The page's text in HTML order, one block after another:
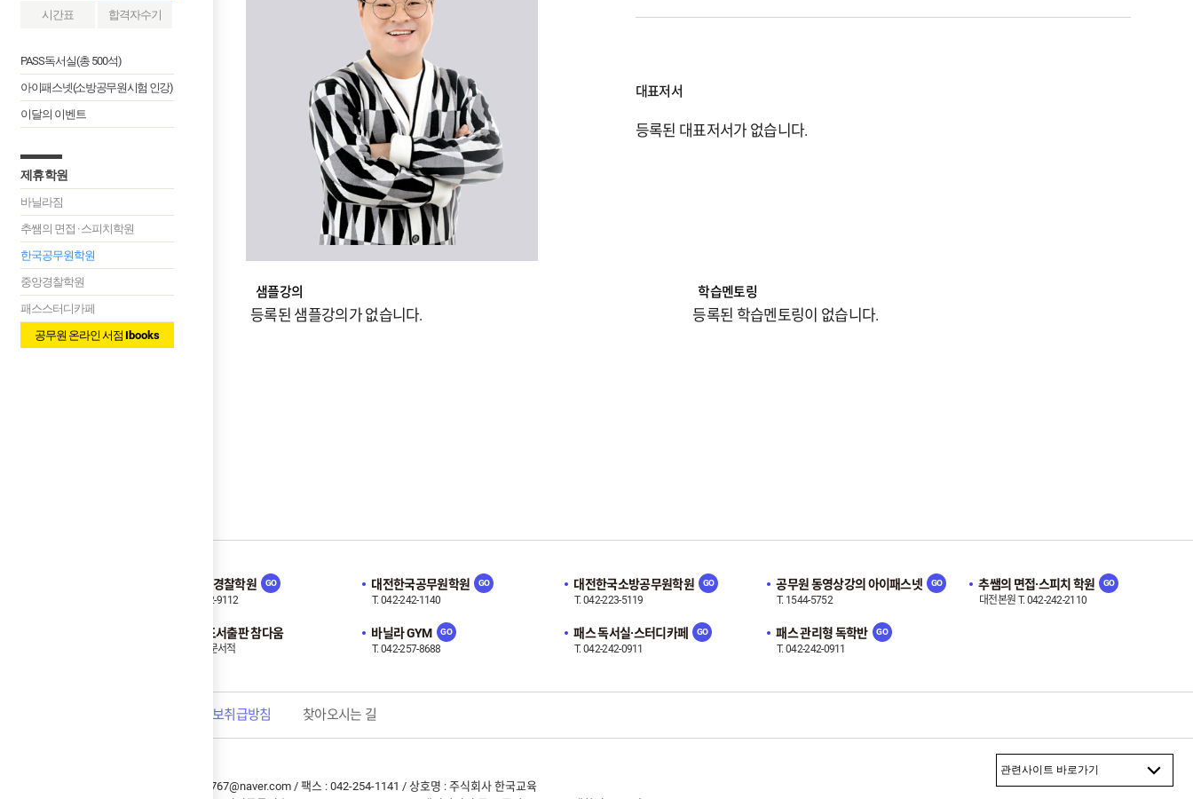
행정법
한능검
체력
교재안내
대표저서
등록된 대표저서가 없습니다.
샘플강의
등록된 샘플강의가 없습니다.
학습멘토링
등록된 학습멘토링이 없습니다.
시간표 합격자수기
PASS독서실(총 500석)
아이패스넷(소방공무원시험 인강)
이달의 이벤트
제휴학원
바닐라짐
추쌤의 면접 · 스피치학원
한국공무원학원
중앙경찰학원
패스스터디카페
공무원 온라인 서점 Ibooks
대전중앙경찰학원
T. 042-242-9112
대전한국공무원학원
T. 042-242-1140
대전한국소방공무원학원
T. 042-223-5119
공무원 동영상강의 아이패스넷
T. 1544-5752
추쌤의 면접·스피치 학원
대전본원 T. 042-242-2110
노량진.도서출판 참다움
공무원 전문서적
바닐라 GYM
T. 042-257-8688
패스 독서실·스터디카페
T. 042-242-0911
패스 관리형 독학반
T. 042-242-0911
개인정보취급방침 찾아오시는 길
대표전화 : 042-223-5119 / 이메일 : lbh0767@naver.com / 팩스 : 042-254-1141 / 상호명 : 주식회사 한국교육